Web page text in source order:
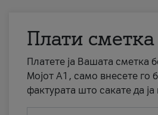
Плати сметка
Платете ја Вашата сметка
Мојот А1, само внесете го
фактурата што сакате да ја